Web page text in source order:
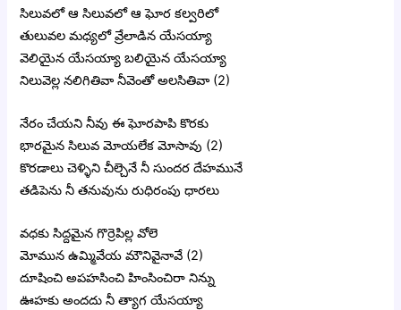
సిలువలో ఆ సిలువలో ఆ ఘోర కల్వరిలో
తులువల మధ్యలో వ్రేలాడిన యేసయ్యా
వెలియైన యేసయ్యా బలియైన యేసయ్యా
నిలువెల్ల నలిగితివా నీవెంతో అలసితివా (2)
నేరం చేయని నీవు ఈ ఘోరపాపి కొరకు
భారమైన సిలువ మోయలేక మోసావు (2)
కొరడాలు చెళ్ళిని చీల్చెనే నీ సుందర దేహమునే
తడిపెను నీ తనువును రుధిరంపు ధారలు
వధకు సిద్దమైన గొర్రెపిల్ల వోలె
మోమున ఉమ్మివేయ మౌనివైనావే (2)
దూషించి అపహసించి హింసించిరా నిన్ను
ఊహకు అందదు నీ త్యాగ యేసయ్యా